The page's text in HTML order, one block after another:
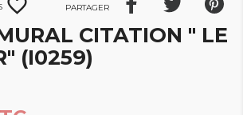
favorite_border Partager
CITATION " LE
(I0259)